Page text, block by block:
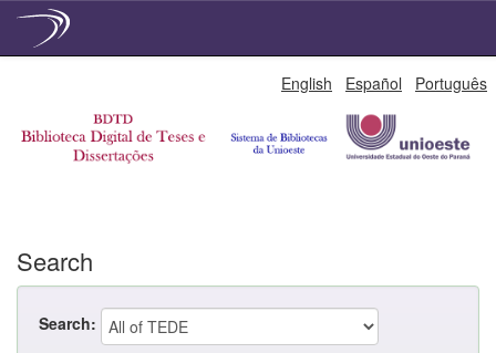
English Español Português
Search
Search: